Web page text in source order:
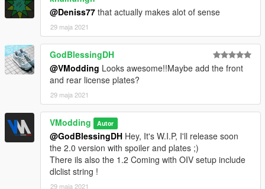
------------------------------------------------------
Credits:
- 3D Model : AssetoCorsa
- Conversion: VModding - Valentin
------------------------------------------------------
Change Logs 1.1
- Addon Crash Fixed !
Change Logs 1.2
- OIV Now add automatically the dlclist.txt string.
------------------------------------------------------
@Deniss77 that actually makes alot of sense
29 maja 2021
GodBlessingDH
@VModding Looks awesome!!Maybe add the front
and rear license plates?
29 maja 2021
VModding Autor
@GodBlessingDH Hey, It's W.I.P, I'll release soon
the 2.0 version with spoiler and plates ;)
There ils also the 1.2 Coming with OIV setup include
dlclist string !
29 maja 2021